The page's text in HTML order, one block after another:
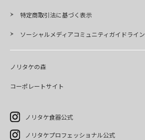
特定商取引法に基づく表示
ソーシャルメディアコミュニティガイドライン
ノリタケの森
コーポレートサイト
ノリタケ食器公式
ノリタケプロフェッショナル公式